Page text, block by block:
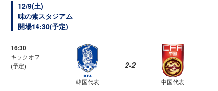
12/9(土)
味の素スタジアム
開場14:30(予定)
16:30
キックオフ
(予定)
韓国代表
2-2
中国代表